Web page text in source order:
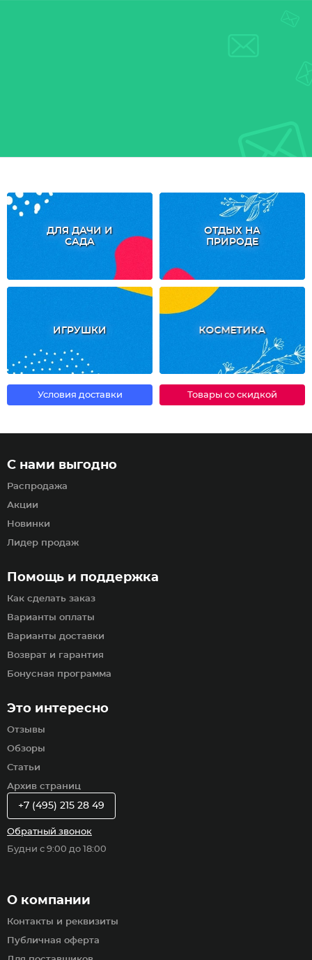
ДЛЯ ДАЧИ И
САДА
ОТДЫХ НА
ПРИРОДЕ
ИГРУШКИ КОСМЕТИКА
Условия доставки Товары со скидкой
Помощь и поддержка
Как сделать заказ
Варианты оплаты
Варианты доставки
Возврат и гарантия
Бонусная программа
С нами выгодно
Распродажа
Акции
Новинки
Лидер продаж
Это интересно
Отзывы
Обзоры
Статьи
Архив страниц
О компании
Контакты и реквизиты
Публичная оферта
+7 (495) 215 28 49
Обратный звонок
Будни с 9:00 до 18:00